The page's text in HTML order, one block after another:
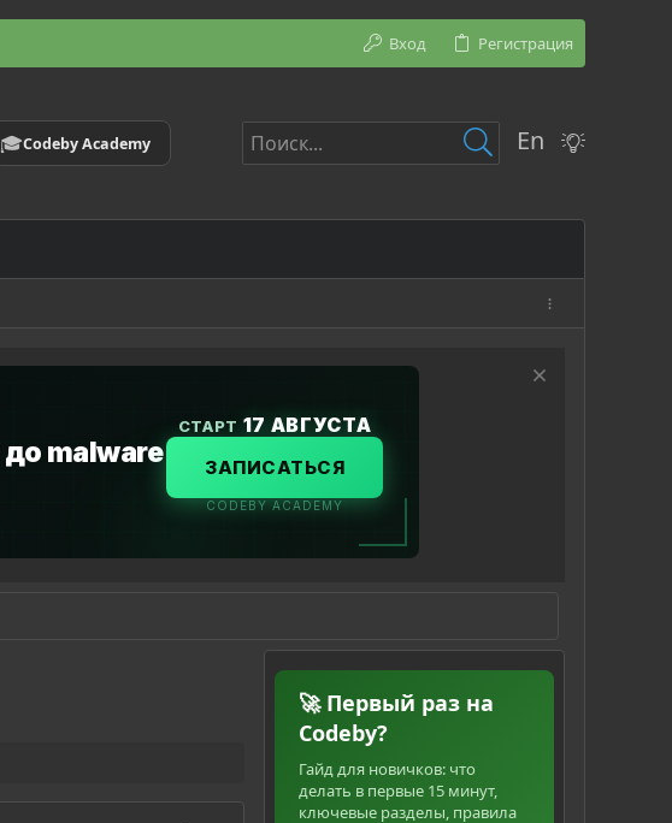
Вход Регистрация
🎓Codeby Academy En
🚀 Первый раз на
Codeby?
Гайд для новичков: что
делать в первые 15 минут,
ключевые разделы, правила